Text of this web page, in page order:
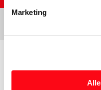
Marketing
Prijs- en tekstwijzigingen onder